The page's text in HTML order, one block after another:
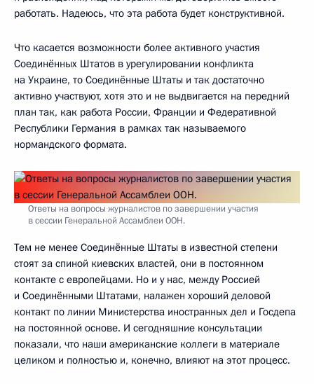
работать. Надеюсь, что эта работа будет конструктивной.
Что касается возможности более активного участия
Соединённых Штатов в урегулировании конфликта
на Украине, то Соединённые Штаты и так достаточно
активно участвуют, хотя это и не выдвигается на передний
план так, как работа России, Франции и Федеративной
Республики Германия в рамках так называемого
нормандского формата.
Ответы на вопросы журналистов по завершении участия
в сессии Генеральной Ассамблеи ООН.
Тем не менее Соединённые Штаты в известной степени
стоят за спиной киевских властей, они в постоянном
контакте с европейцами. Но и у нас, между Россией
и Соединёнными Штатами, налажен хороший деловой
контакт по линии Министерства иностранных дел и Госдепа
на постоянной основе. И сегодняшние консультации
показали, что наши американские коллеги в материале
целиком и полностью и, конечно, влияют на этот процесс.